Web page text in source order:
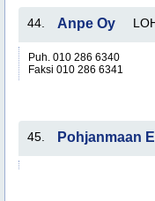
44. Anpe Oy
Puh. 010 286 6340
Faksi 010 286 6341
45. Pohjanmaan